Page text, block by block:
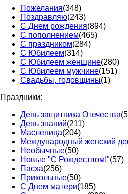
Пожелания(348)
Поздравляю(243)
С Днем рождения(894)
С пополнением(465)
С праздником(284)
С Юбилеем(314)
С Юбилеем женщине(280)
С Юбилеем мужчине(151)
Свадьбы, годовщины(1)
Праздники:
День защитника Отечества
День знаний(211)
Масленица(204)
Международный женский
Необычные(50)
Новые "С Рождеством!"(57)
Пасха(256)
Прикольные(50)
С Днем матери(185)